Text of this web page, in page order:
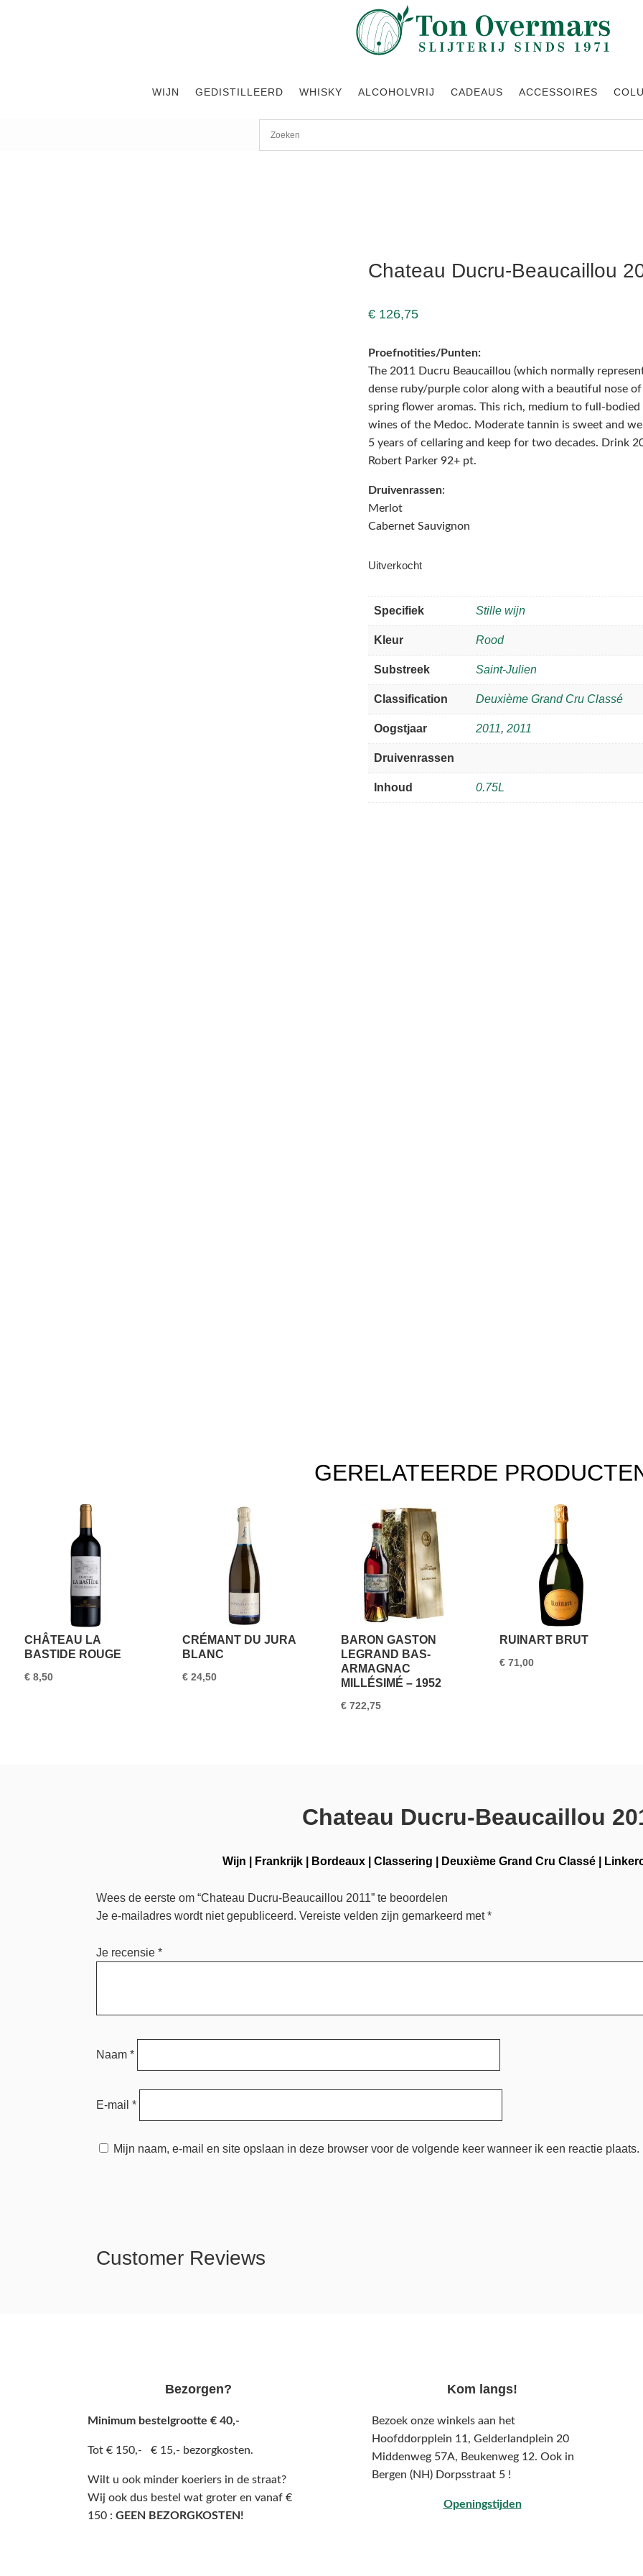
WIJN GEDISTILLEERD WHISKY ALCOHOLVRIJ CADEAUS ACCESSOIRES
Chateau Ducru-Beaucaillou
€126,75
Proefnotities/Punten:
The 2011 Ducru Beaucaillou (which normally
dense ruby/purple color along with a beautiful nose
spring flower aromas. This rich, medium to full-
wines of the Medoc. Moderate tannin is sweet and
5 years of cellaring and keep for two decades. Drink
Robert Parker 92+ pt.
Druivenrassen:
Merlot
Cabernet Sauvignon
Uitverkocht
Specifiek Stille wijn
Kleur Rood
Substreek Saint-Julien
Classification Deuxième Grand Cru Classé
Oogstjaar 2011, 2011
Druivenrassen
Inhoud 0.75L
GERELATEERDE
CHÂTEAU LA
BASTIDE ROUGE
€8,50
CRÉMANT DU JURA
BLANC
€ 24,50
BARON GASTON
LEGRAND BAS-
ARMAGNAC
MILLÉSIMÉ – 1952
€ 722,75
RUINART BRUT
€ 71,00
Chateau Ducru-Beaucaillou
Wijn Frankrijk| Bordeaux| Classering Deuxième Grand Cru Classé|
Wees de eerste om “Chateau Ducru-Beaucaillou 2011” te beoordelen
Je e-mailadres wordt niet gepubliceerd. Vereiste velden zijn gemarkeerd met*
Je recensie*
Naam*
E-mail*
Mijn naam, e-mail en site opslaan in deze browser voor de volgende keer wanneer ik een reactie plaats.
Customer Reviews
Bezorgen?
Minimum bestelgrootte € 40,-
Tot € 150,- € 15,- bezorgkosten.
Wilt u ook minder koeriers in de straat?
Wij ook dus bestel wat groter en vanaf €
150 : GEEN BEZORGKOSTEN!
Kom langs!
Bezoek onze winkels aan het
Hoofddorpplein 11, Gelderlandplein 20
Middenweg 57A, Beukenweg 12. Ook in
Bergen (NH) Dorpsstraat 5 !
Openingstijden